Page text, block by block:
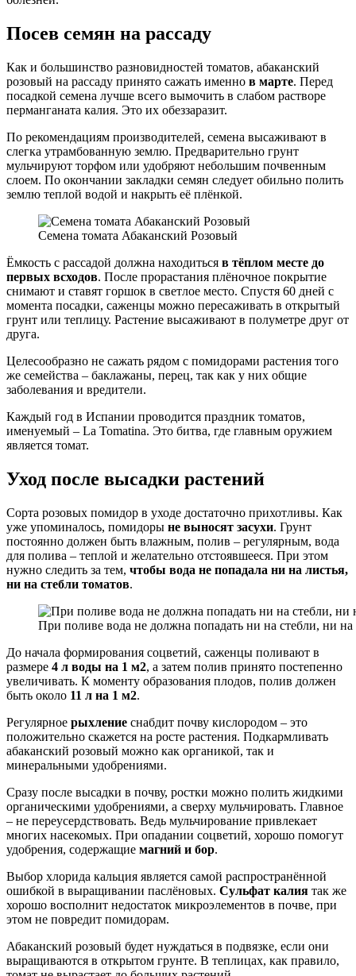
Посев семян на рассаду
Как и большинство разновидностей томатов, абаканский
розовый на рассаду принято сажать именно в марте. Перед
посадкой семена лучше всего вымочить в слабом растворе
перманганата калия. Это их обеззаразит.
По рекомендациям производителей, семена высаживают в
слегка утрамбованную землю. Предварительно грунт
мульчируют торфом или удобряют небольшим почвенным
слоем. По окончании закладки семян следует обильно полить
землю теплой водой и накрыть её плёнкой.
Семена томата Абаканский Розовый
Ёмкость с рассадой должна находиться в тёплом месте до
первых всходов. После прорастания плёночное покрытие
снимают и ставят горшок в светлое место. Спустя 60 дней с
момента посадки, саженцы можно пересаживать в открытый
грунт или теплицу. Растение высаживают в полуметре друг от
друга.
Целесообразно не сажать рядом с помидорами растения того
же семейства – баклажаны, перец, так как у них общие
заболевания и вредители.
Каждый год в Испании проводится праздник томатов,
именуемый – La Tomatina. Это битва, где главным оружием
является томат.
Уход после высадки растений
Сорта розовых помидор в уходе достаточно прихотливы. Как
уже упоминалось, помидоры не выносят засухи. Грунт
постоянно должен быть влажным, полив – регулярным, вода
для полива – теплой и желательно отстоявшееся. При этом
нужно следить за тем, чтобы вода не попадала ни на листья,
ни на стебли томатов.
При поливе вода не должна попадать ни на стебли, ни на
До начала формирования соцветий, саженцы поливают в
размере 4 л воды на 1 м2, а затем полив принято постепенно
увеличивать. К моменту образования плодов, полив должен
быть около 11 л на 1 м2.
Регулярное рыхление снабдит почву кислородом – это
положительно скажется на росте растения. Подкармливать
абаканский розовый можно как органикой, так и
минеральными удобрениями.
Сразу после высадки в почву, ростки можно полить жидкими
органическими удобрениями, а сверху мульчировать. Главное
– не переусердствовать. Ведь мульчирование привлекает
многих насекомых. При опадании соцветий, хорошо помогут
удобрения, содержащие магний и бор.
Выбор хлорида кальция является самой распространённой
ошибкой в выращивании паслёновых. Сульфат калия так же
хорошо восполнит недостаток микроэлементов в почве, при
этом не повредит помидорам.
Абаканский розовый будет нуждаться в подвязке, если они
выращиваются в открытом грунте. В теплицах, как правило,